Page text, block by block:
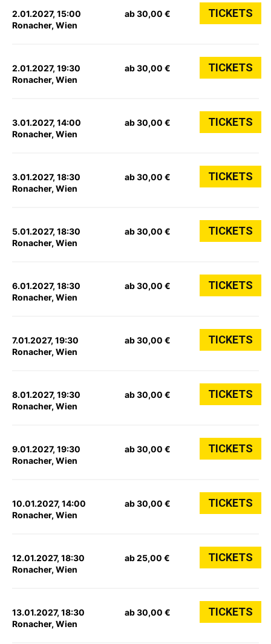
2.01.2027, 15:00
Ronacher, Wien
ab 30,00 € TICKETS
2.01.2027, 19:30
Ronacher, Wien
ab 30,00 € TICKETS
3.01.2027, 14:00
Ronacher, Wien
ab 30,00 € TICKETS
3.01.2027, 18:30
Ronacher, Wien
ab 30,00 € TICKETS
5.01.2027, 18:30
Ronacher, Wien
ab 30,00 € TICKETS
6.01.2027, 18:30
Ronacher, Wien
ab 30,00 € TICKETS
7.01.2027, 19:30
Ronacher, Wien
ab 30,00 € TICKETS
8.01.2027, 19:30
Ronacher, Wien
ab 30,00 € TICKETS
9.01.2027, 19:30
Ronacher, Wien
ab 30,00 € TICKETS
10.01.2027, 14:00
Ronacher, Wien
ab 30,00 € TICKETS
12.01.2027, 18:30
Ronacher, Wien
ab 25,00 € TICKETS
13.01.2027, 18:30
Ronacher, Wien
ab 30,00 € TICKETS